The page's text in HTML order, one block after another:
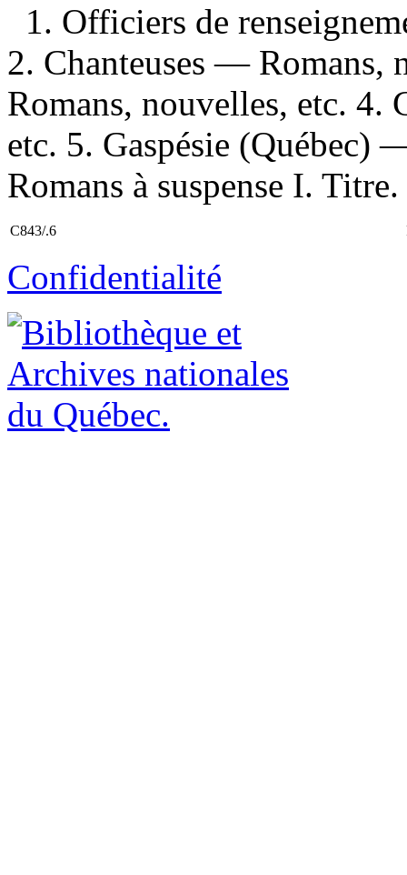
1. Officiers de
2. Chanteuses —
Romans, nouvelles, etc.
etc. 5. Gaspésie (Québec)
Romans à suspense I. Titre.
C843/.6
Confidentialité